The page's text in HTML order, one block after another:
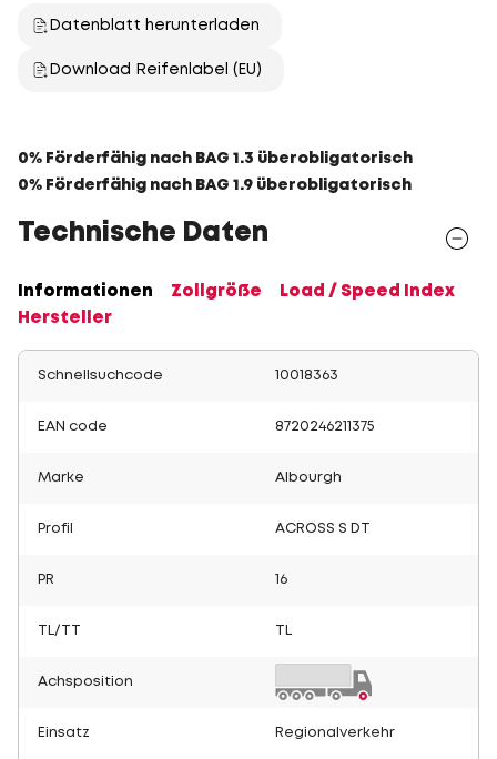
Datenblatt herunterladen
Download Reifenlabel (EU)
0% Förderfähig nach BAG 1.3 überobligatorisch
0% Förderfähig nach BAG 1.9 überobligatorisch
Technische Daten
Informationen Zollgröße
Load / Speed Index
Hersteller
Schnellsuchcode 10018363
EAN code 8720246211375
Marke Albourgh
Profil ACROSS S DT
PR 16
TL/TT TL
Achsposition
Einsatz Regionalverkehr